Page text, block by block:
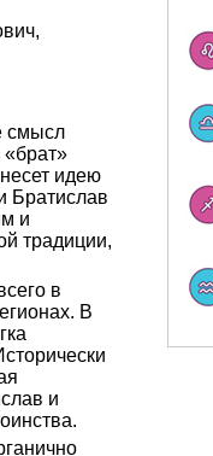
смысл
идею
Братислав
и
традиции,
в
В
и